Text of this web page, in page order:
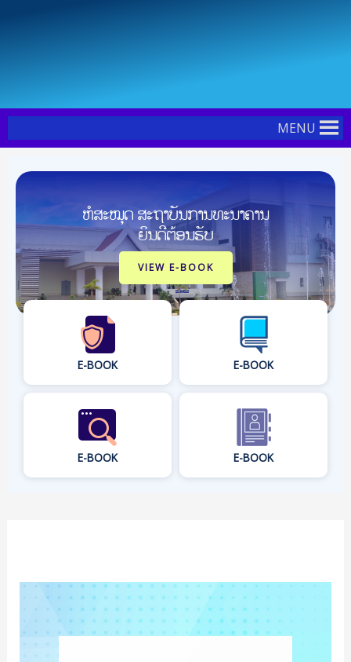
MENU
ຫໍສະໝຸດ ສະຖາບັນການທະນາຄານ
ຍິນດີຕ້ອນຮັບ
VIEW E-BOOK
E-BOOK E-BOOK
E-BOOK E-BOOK